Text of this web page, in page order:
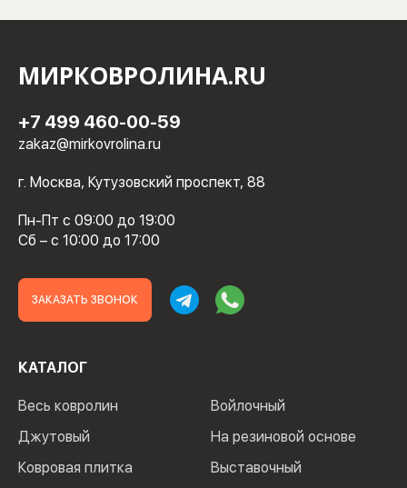
МИРКОВРОЛИНА.RU
+7 499 460-00-59
zakaz@mirkovrolina.ru
г. Москва, Кутузовский проспект, 88
Пн-Пт с 09:00 до 19:00
Сб – с 10:00 до 17:00
ЗАКАЗАТЬ ЗВОНОК
КАТАЛОГ
Весь ковролин
Джутовый
Ковровая плитка
Войлочный
На резиновой основе
Выставочный